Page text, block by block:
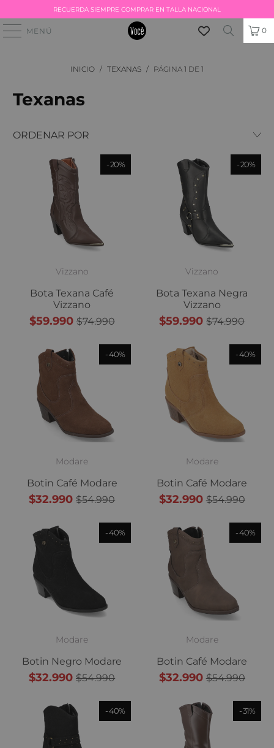
RECUERDA SIEMPRE COMPRAR EN TALLA NACIONAL
MENÚ 0
INICIO / TEXANAS / PÁGINA 1 DE 1
Texanas
20%
Vizzano
Bota Texana Café
Vizzano
$59.990$74.990
20%
Vizzano
Bota Texana Negra
Vizzano
$59.990$74.990
40%
Modare
Botin Café Modare
$32.990$54.990
40%
Modare
Botin Café Modare
$32.990 $54.990
40%
Modare
Botin Negro Modare
$32.990$54.990
40%
Modare
Botin Café Modare
$32.990 $54.990
40% 31%